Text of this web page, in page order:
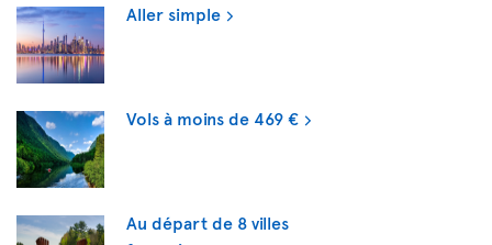
Aller simple
Vols à moins de 469 €
Au départ de 8 villes